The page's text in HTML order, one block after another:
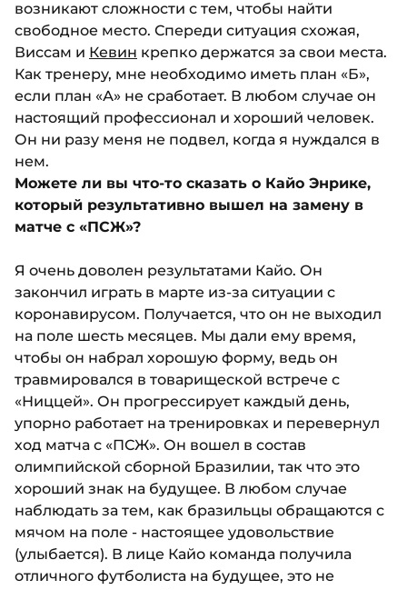
возникают сложности с тем, чтобы найти
свободное место. Спереди ситуация схожая,
Виссам и Кевин крепко держатся за свои места.
Как тренеру, мне необходимо иметь план «Б»,
если план «А» не сработает. В любом случае он
настоящий профессионал и хороший человек.
Он ни разу меня не подвел, когда я нуждался в
нем.
Можете ли вы что-то сказать о Кайо Энрике,
который результативно вышел на замену в
матче с «ПСЖ»?
Я очень доволен результатами Кайо. Он
закончил играть в марте из-за ситуации с
коронавирусом. Получается, что он не выходил
на поле шесть месяцев. Мы дали ему время,
чтобы он набрал хорошую форму, ведь он
травмировался в товарищеской встрече с
«Ниццей». Он прогрессирует каждый день,
упорно работает на тренировках и перевернул
ход матча с «ПСЖ». Он вошел в состав
олимпийской сборной Бразилии, так что это
хороший знак на будущее. В любом случае
наблюдать за тем, как бразильцы обращаются с
мячом на поле - настоящее удовольствие
(улыбается). В лице Кайо команда получила
отличного футболиста на будущее, это не